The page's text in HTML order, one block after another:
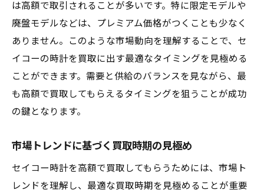
は高額で取引されることが多いです。特に限定モデルや
廃盤モデルなどは、プレミアム価格がつくことも少なく
ありません。このような市場動向を理解することで、セ
イコーの時計を買取に出す最適なタイミングを見極める
ことができます。需要と供給のバランスを見ながら、最
も高額で買取してもらえるタイミングを狙うことが成功
の鍵となります。
市場トレンドに基づく買取時期の見極め
セイコー時計を高額で買取してもらうためには、市場ト
レンドを理解し、最適な買取時期を見極めることが重要